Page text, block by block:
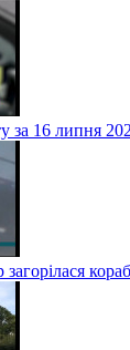
за 16 липня